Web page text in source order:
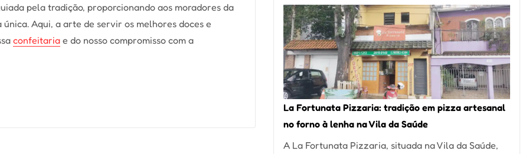
pela tradição, proporcionando aos moradores da
Aqui, a arte de servir os melhores doces e
confeitaria e do nosso compromisso com a
Manga
Se
Tornou
Um
dos
Restaurantes
Mais
de
La Fortunata Pizzaria: tradição em pizza artesanal
no forno à lenha na Vila da Saúde
A La Fortunata Pizzaria, situada na Vila da Saúde,